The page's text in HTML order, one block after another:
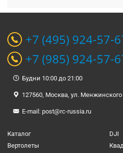
+7 (495) 924-57-
+7 (985) 924-57-
Будни 10:00 до 21:00
127560, Москва, ул. Менжинского
E-mail: post@rc-russia.ru
Каталог
DJI
Вертолеты